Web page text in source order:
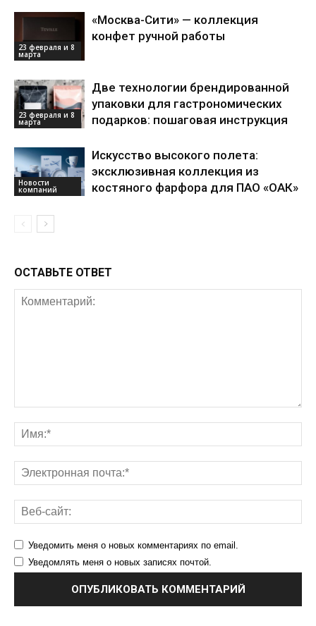
23 февраля и 8
марта
«Москва-Сити» — коллекция
конфет ручной работы
23 февраля и 8
марта
Две технологии брендированной
упаковки для гастрономических
подарков: пошаговая инструкция
Новости
компаний
Искусство высокого полета:
эксклюзивная коллекция из
костяного фарфора для ПАО «ОАК»
ОСТАВЬТЕ ОТВЕТ
Уведомить меня о новых комментариях по email.
Уведомлять меня о новых записях почтой.